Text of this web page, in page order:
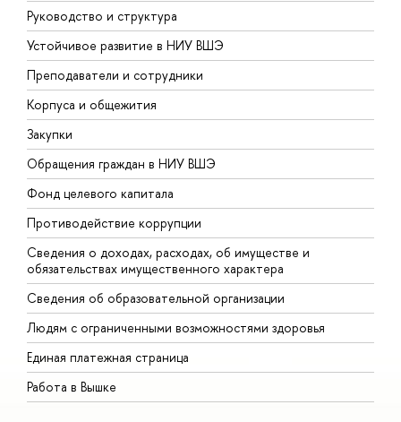
Руководство и структура
Устойчивое развитие в НИУ ВШЭ
Преподаватели и сотрудники
Корпуса и общежития
Закупки
Обращения граждан в НИУ ВШЭ
Фонд целевого капитала
Противодействие коррупции
Сведения о доходах, расходах, об имуществе и
обязательствах имущественного характера
Сведения об образовательной организации
Людям с ограниченными возможностями здоровья
Единая платежная страница
Работа в Вышке